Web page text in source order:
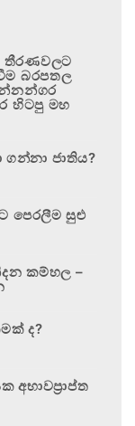
තීරණවලට
බරපතල
හිටපු මහ
ජාතිය?
පෙරලීම සුළු
කම්හල –
ද?
අභාවප්‍රාප්ත